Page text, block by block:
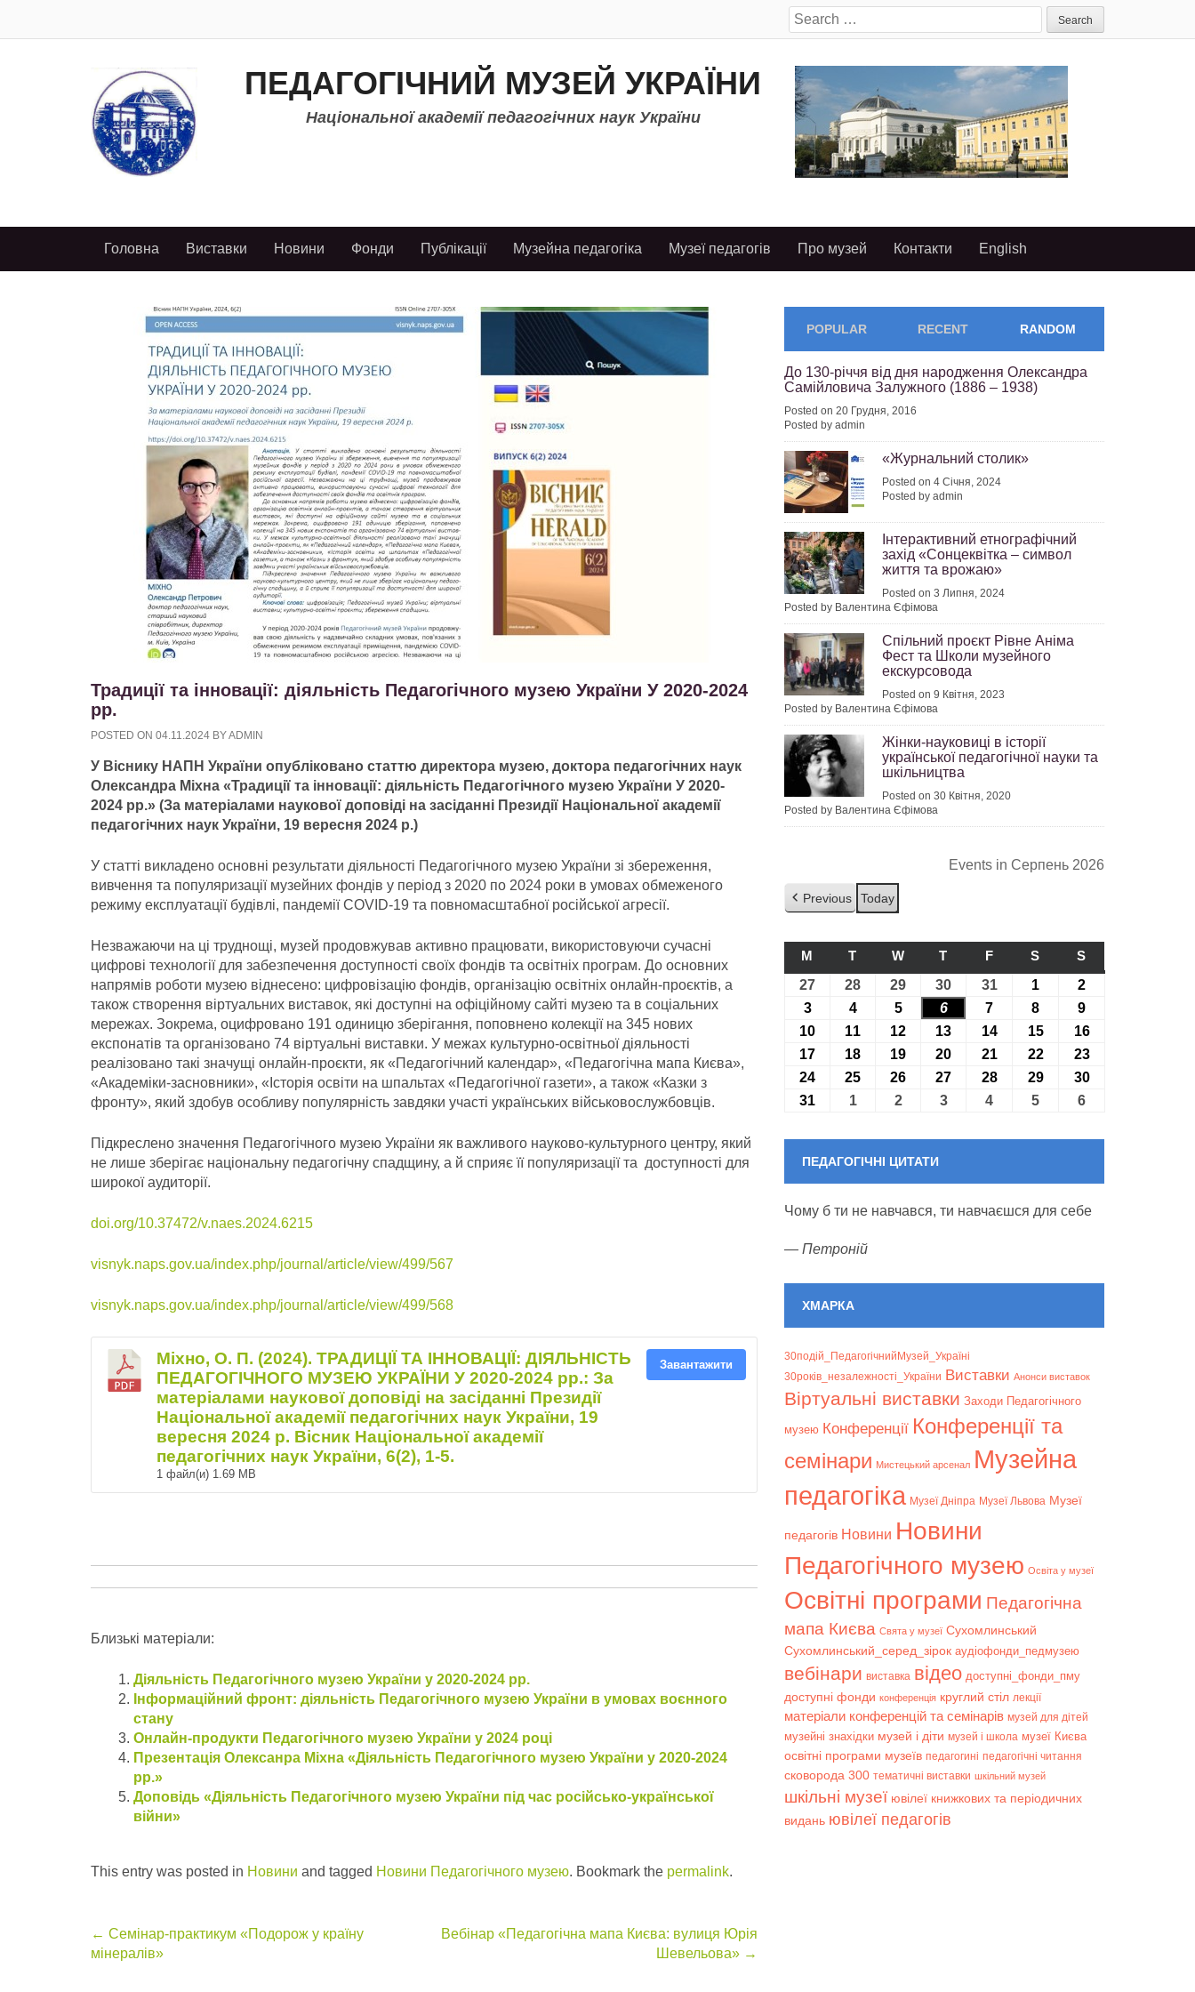
Search
for:
ПЕДАГОГІЧНИЙ МУЗЕЙ УКРАЇНИ
Національної академії педагогічних наук України
Головна Виставки Новини Фонди Публікації Музейна педагогіка Музеї педагогів Про музей Контакти English
Традиції та інновації: діяльність Педагогічного музею України У 2020-2024
рр.
POSTED ON 04.11.2024 BYADMIN
У Віснику НАПН України опубліковано статтю директора музею, доктора педагогічних наук
Олександра Міхна «Традиції та інновації: діяльність Педагогічного музею України У 2020-
2024 рр.» (За матеріалами наукової доповіді на засіданні Президії Національної академії
педагогічних наук України, 19 вересня 2024 р.)
У статті викладено основні результати діяльності Педагогічного музею України зі збереження,
вивчення та популяризації музейних фондів у період з 2020 по 2024 роки в умовах обмеженого
режиму експлуатації будівлі, пандемії COVID-19 та повномасштабної російської агресії.
Незважаючи на ці труднощі, музей продовжував активно працювати, використовуючи сучасні
цифрові технології для забезпечення доступності своїх фондів та освітніх програм. До основних
напрямів роботи музею віднесено: цифровізацію фондів, організацію освітніх онлайн-проєктів, а
також створення віртуальних виставок, які доступні на офіційному сайті музею та в соціальних
мережах. Зокрема, оцифровано 191 одиницю зберігання, поповнено колекції на 345 нових
експонатів та організовано 74 віртуальні виставки. У межах культурно-освітньої діяльності
реалізовано такі значущі онлайн-проєкти, як «Педагогічний календар», «Педагогічна мапа Києва»,
«Академіки-засновники», «Історія освіти на шпальтах «Педагогічної газети», а також «Казки з
фронту», який здобув особливу популярність завдяки участі українських військовослужбовців.
Підкреслено значення Педагогічного музею України як важливого науково-культурного центру, який
не лише зберігає національну педагогічну спадщину, а й сприяє її популяризації та доступності для
широкої аудиторії.
doi.org/10.37472/v.naes.2024.6215
visnyk.naps.gov.ua/index.php/journal/article/view/499/567
visnyk.naps.gov.ua/index.php/journal/article/view/499/568
Міхно, О. П. (2024). ТРАДИЦІЇ ТА ІННОВАЦІЇ: ДІЯЛЬНІСТЬ
ПЕДАГОГІЧНОГО МУЗЕЮ УКРАЇНИ У 2020-2024 рр.: За
матеріалами наукової доповіді на засіданні Президії
Національної академії педагогічних наук України, 19
вересня 2024 р. Вісник Національної академії
педагогічних наук України, 6(2), 1-5.
1 файл(и) 1.69 MB
Завантажити
Близькі матеріали:
Діяльність Педагогічного музею України у 2020-2024 рр.
Інформаційний фронт: діяльність Педагогічного музею України в умовах воєнного
стану
Онлайн-продукти Педагогічного музею України у 2024 році
Презентація Олексанра Міхна «Діяльність Педагогічного музею України у 2020-2024
рр.»
Доповідь «Діяльність Педагогічного музею України під час російсько-української
війни»
This entry was posted in Новини and tagged Новини Педагогічного музею. Bookmark the permalink.
Post
← Семінар-практикум «Подорож у країну
мінералів»
Вебінар «Педагогічна мапа Києва: вулиця Юрія
Шевельова» →
POPULAR RECENT RANDOM
До 130-річчя від дня народження Олександра
Самійловича Залужного (1886 – 1938)
Posted on 20 Грудня, 2016
Posted by admin
«Журнальний столик»
Posted on 4 Січня, 2024
Posted by admin
Інтерактивний етнографічний
захід «Сонцеквітка – символ
життя та врожаю»
Posted on 3 Липня, 2024
Posted by Валентина Єфімова
Спільний проєкт Рівне Аніма
Фест та Школи музейного
екскурсовода
Posted on 9 Квітня, 2023
Posted by Валентина Єфімова
Жінки-науковиці в історії
української педагогічної науки та
шкільництва
Posted on 30 Квітня, 2020
Posted by Валентина Єфімова
Events in Серпень 2026
Previous Today
M ПОНЕДІЛОК
T ВІВТОРОК
WСЕРЕДА
T ЧЕТВЕР
FП’ЯТНИЦЯ
S СУБОТА
S
27 27.07.2026
28 28.07.2026
29 29.07.2026
30 30.07.2026
3131.07.2026
1 01.08.2026
2
303.08.2026
404.08.2026
505.08.2026
606.08.2026
7 07.08.2026
8 08.08.2026
9
10 10.08.2026
11 11.08.2026
12 12.08.2026
13 13.08.2026
1414.08.2026
1515.08.2026
1616.08.2026
17 17.08.2026
18 18.08.2026
19 19.08.2026
20 20.08.2026
2121.08.2026
2222.08.2026
2323.08.2026
24 24.08.2026
25 25.08.2026
26 26.08.2026
27 27.08.2026
2828.08.2026
2929.08.2026
3030.08.2026
31 31.08.2026
101.09.2026
202.09.2026
303.09.2026
4 04.09.2026
5 05.09.2026
6
ПЕДАГОГІЧНІ ЦИТАТИ
Чому б ти не навчався, ти навчаєшся для себе
— Петроній
ХМАРКА
30подій_ПедагогічнийМузей_Україні
30років_незалежності_України Bиставки Анонси виставок
Віртуальні виставки Заходи Педагогічного
музею Конференції Конференції та
семінари Мистецький арсенал Музейна
педагогіка Музеї Дніпра Музеї Львова Музеї
педагогів Новини Новини
Педагогічного музею Освіта у музеї
Освітні програми Педагогічна
мапа Києва Свята у музеї Сухомлинський
Сухомлинський_серед_зірок аудіофонди_педмузею
вебінари виставка відео доступні_фонди_пму
доступні фонди конференція круглий стіл лекції
матеріали конференцій та семінарів музей для дітей
музейні знахідки музей і діти музей і школа музеї Києва
освітні програми музеїв педагогині педагогічні читання
сковорода 300 тематичні виставки шкільний музей
шкільні музеї ювілеї книжкових та періодичних
видань ювілеї педагогів